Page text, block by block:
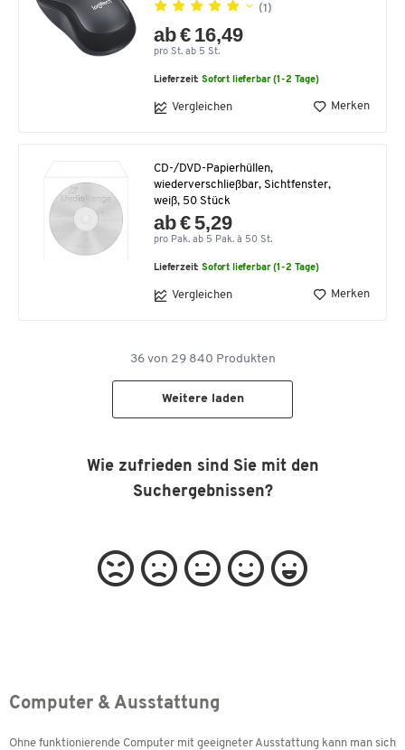
(1)
ab € 16,49
pro St. ab 5 St.
Lieferzeit:Sofort lieferbar (1-2 Tage)
Vergleichen Merken
CD-/DVD-Papierhüllen,
wiederverschließbar, Sichtfenster,
weiß, 50 Stück
ab € 5,29
pro Pak. ab 5 Pak. à 50 St.
Lieferzeit:Sofort lieferbar (1-2 Tage)
Vergleichen Merken
36von 29 840 Produkten
Weitere laden
Wie zufrieden sind Sie mit den
Suchergebnissen?
Computer & Ausstattung
Ohne funktionierende Computer mit geeigneter Ausstattung kann man sich